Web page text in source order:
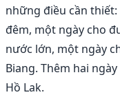
những điều cần
đêm, một ngày cho
nước lớn, một ngày
Biang. Thêm hai
Hồ Lak.